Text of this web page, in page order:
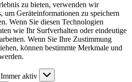
zu bieten, verwenden wir
um Geräteinformationen zu speichern
Wenn Sie diesen Technologien
wie Ihr Surfverhalten oder eindeutige
Wenn Sie Ihre Zustimmung
können bestimmte Merkmale und
Immer aktiv